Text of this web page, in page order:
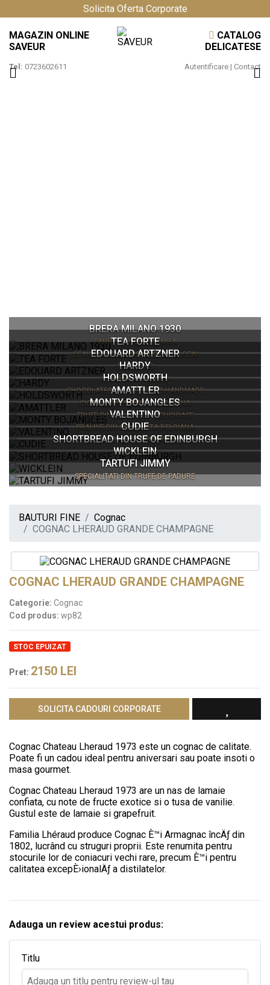
Solicita Oferta Corporate
MAGAZIN ONLINE
SAVEUR
Tel: 0723602611
CATALOG
DELICATESE
Autentificare| Contact
BRERA MILANO 1930
PANETTONI SI COLOMBA
TEA FORTE
CEAIURI PREMIUM SI ACCESORII CEAI
EDOUARD ARTZNER
FOIE GRAS
HARDY
IL CAFFÃ¨ DI MILANO
HOLDSWORTH
CHOCOLATES AND TRUFFLES HANDMADE
AMATTLER
CIOCOLATA PREMIUM CATALANA
MONTY BOJANGLES
TRUFE DIN CIOCOLATA DELICIOASE
VALENTINO
PRALINE DIN CIOCOLATA BELGIANA
CUDIE
MIGDALE GLAZURATE
SHORTBREAD HOUSE OF EDINBURGH
SHORTBREAD
WICKLEIN
TURTA DULCE
TARTUFI JIMMY
SPECIALITATI DIN TRUFE DE PADURE
BAUTURI FINE
Cognac
COGNAC LHERAUD GRANDE CHAMPAGNE
COGNAC LHERAUD GRANDE CHAMPAGNE
Categorie: Cognac
Cod produs: wp82
STOC EPUIZAT
Pret: 2150 LEI
SOLICITA CADOURI CORPORATE
Cognac Chateau Lheraud 1973 este un cognac de calitate.
Poate fi un cadou ideal pentru aniversari sau poate insoti o
masa gourmet.
Cognac Chateau Lheraud 1973 are un nas de lamaie
confiata, cu note de fructe exotice si o tusa de vanilie.
Gustul este de lamaie si grapefruit.
Familia Lhéraud produce Cognac È™i Armagnac încÄƒ din
1802, lucrând cu struguri proprii. Este renumita pentru
stocurile lor de coniacuri vechi rare, precum È™i pentru
calitatea excepÈ›ionalÄƒ a distilatelor.
Adauga un review acestui produs:
Titlu